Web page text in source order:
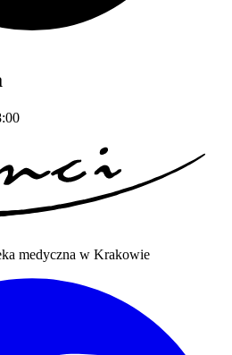
medyczna w Krakowie